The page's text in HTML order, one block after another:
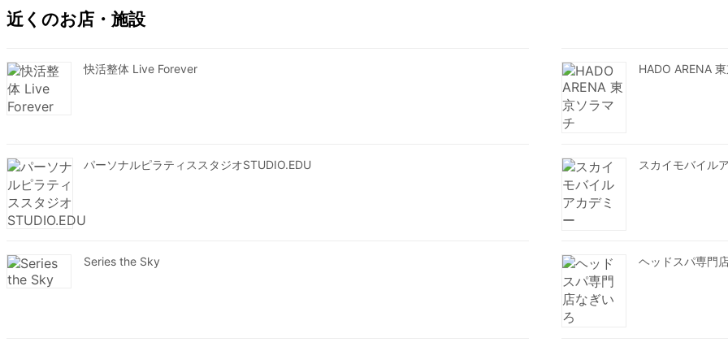
近くのお店・施設
快活整体 Live Forever HADO ARENA
パーソナルピラティススタジオSTUDIO.EDU スカイモバイル
Series the Sky ヘッドスパ専門